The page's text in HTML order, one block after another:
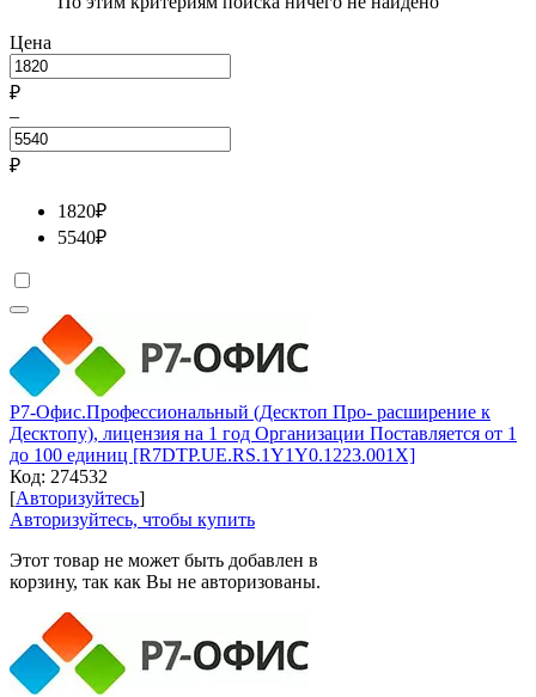
Цена
₽
–
₽
1820₽
5540₽
Р7-Офис.Профессиональный (Десктоп Про- расширение к
Десктопу), лицензия на 1 год Организации Поставляется от 1
до 100 единиц [R7DTP.UE.RS.1Y1Y0.1223.001X]
Код: 274532
[Авторизуйтесь]
Авторизуйтесь, чтобы купить
Этот товар не может быть добавлен в
корзину, так как Вы не авторизованы.